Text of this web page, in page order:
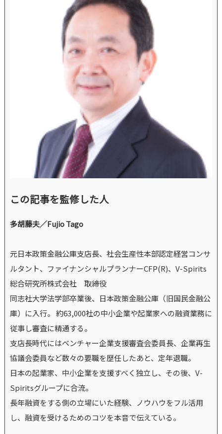
この記事を監修した人
多胡藤夫／Fujio Tago
元日本政策金融公庫支店長、社会生産性本部認定経営コンサ
ルタント、ファイナンシャルプランナーCFP(R)、V-Spirits
総合研究所株式会社 取締役
同志社大学法学部卒業後、日本政策金融公庫（旧国民金融公
庫）に入行。 約63,000社の中小企業や起業家への融資業務に
従事し審査に精通する。
支店長時代にはベンチャー企業支援審査会委員長、企業再生
協議会委員など数々の要職を歴任したあと、定年退職。
日本の起業家、中小企業を支援すべく独立し、その後、V-
Spiritsグループに合流。
長年融資をする側の立場にいた経験、ノウハウをフル活用
し、融資を受けるためのコツを本音で伝えている。